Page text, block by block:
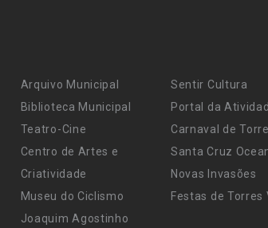
Arquivo Municipal
Biblioteca Municipal
Teatro-Cine
Centro de Artes e
Criatividade
Museu do Ciclismo
Joaquim Agostinho
Sentir Cultura
Portal da
Carnaval de
Santa Cruz
Novas Invasões
Festas de Torres